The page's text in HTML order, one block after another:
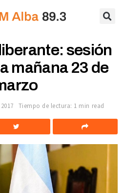
sesión
mañana 23 de
Tiempo de lectura: 1 min read